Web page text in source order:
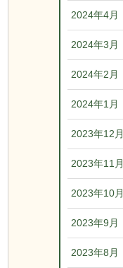
2024年4月
2024年3月
2024年2月
2024年1月
2023年12月
2023年11月
2023年10月
2023年9月
2023年8月